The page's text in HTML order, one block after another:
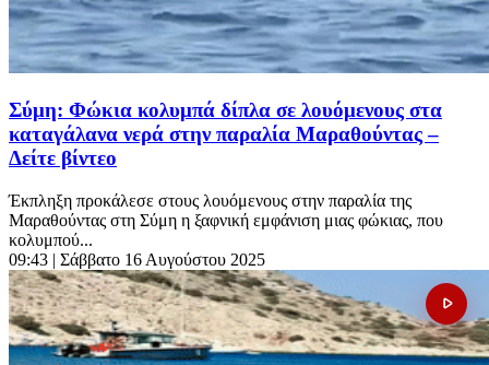
Σύμη: Φώκια κολυμπά δίπλα σε λουόμενους στα
καταγάλανα νερά στην παραλία Μαραθούντας –
Δείτε βίντεο
Έκπληξη προκάλεσε στους λουόμενους στην παραλία της
Μαραθούντας στη Σύμη η ξαφνική εμφάνιση μιας φώκιας, που
κολυμπού...
09:43 | Σάββατο 16 Αυγούστου 2025